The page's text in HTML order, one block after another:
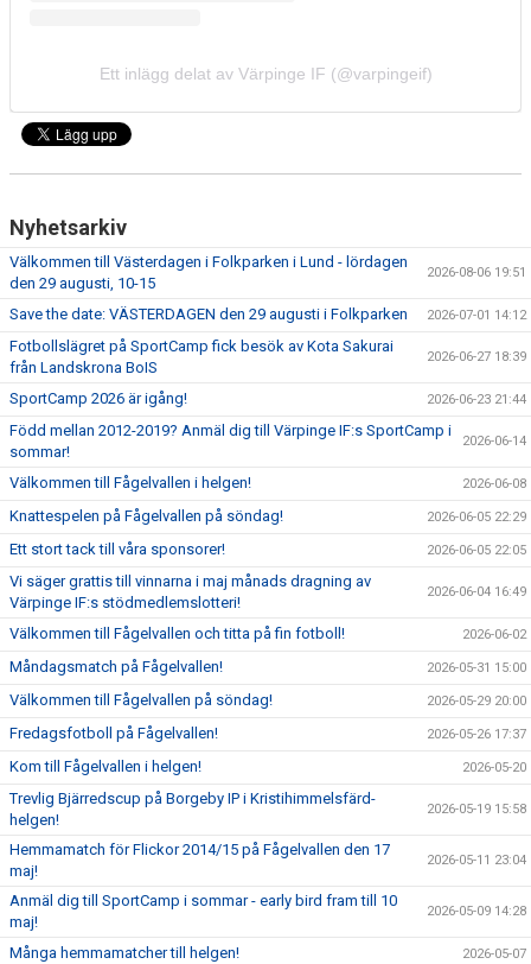
Ett inlägg delat av Värpinge IF (@varpingeif)
Nyhetsarkiv
Välkommen till Västerdagen i Folkparken i Lund - lördagen
den 29 augusti, 10-15
2026-08-06 19:51
Save the date: VÄSTERDAGEN den 29 augusti i Folkparken 2026-07-01 14:12
Fotbollslägret på SportCamp fick besök av Kota Sakurai
från Landskrona BoIS
2026-06-27 18:39
SportCamp 2026 är igång! 2026-06-23 21:44
Född mellan 2012-2019? Anmäl dig till Värpinge IF:s SportCamp i
sommar!
2026-06-14
Välkommen till Fågelvallen i helgen! 2026-06-08
Knattespelen på Fågelvallen på söndag! 2026-06-05 22:29
Ett stort tack till våra sponsorer! 2026-06-05 22:05
Vi säger grattis till vinnarna i maj månads dragning av
Värpinge IF:s stödmedlemslotteri!
2026-06-04 16:49
Välkommen till Fågelvallen och titta på fin fotboll! 2026-06-02
Måndagsmatch på Fågelvallen! 2026-05-31 15:00
Välkommen till Fågelvallen på söndag! 2026-05-29 20:00
Fredagsfotboll på Fågelvallen! 2026-05-26 17:37
Kom till Fågelvallen i helgen! 2026-05-20
Trevlig Bjärredscup på Borgeby IP i Kristihimmelsfärd-
helgen!
2026-05-19 15:58
Hemmamatch för Flickor 2014/15 på Fågelvallen den 17
maj!
2026-05-11 23:04
Anmäl dig till SportCamp i sommar - early bird fram till 10
maj!
2026-05-09 14:28
Många hemmamatcher till helgen! 2026-05-07